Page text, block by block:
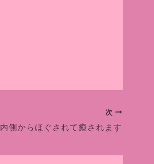
次
内側からほぐされて癒されます